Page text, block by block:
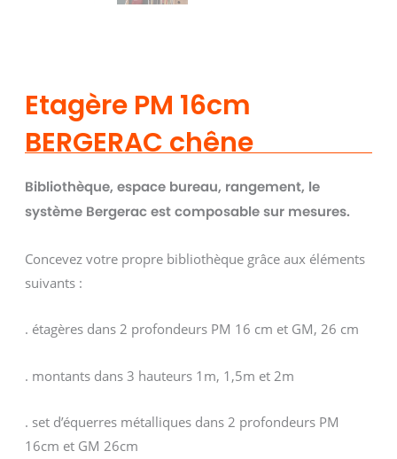
Etagère PM 16cm
BERGERAC chêne
Bibliothèque, espace bureau, rangement, le
système Bergerac est composable sur mesures.
Concevez votre propre bibliothèque grâce aux éléments
suivants :
. étagères dans 2 profondeurs PM 16 cm et GM, 26 cm
. montants dans 3 hauteurs 1m, 1,5m et 2m
. set d’équerres métalliques dans 2 profondeurs PM
16cm et GM 26cm